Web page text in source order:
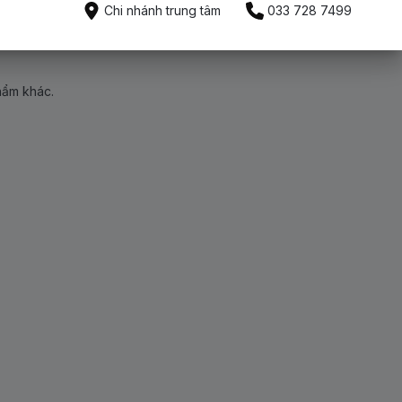
khác.
Chi nhánh trung tâm 033 728 7499